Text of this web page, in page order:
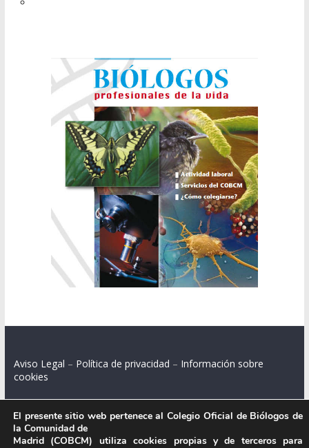
Aviso Legal – Política de privacidad – Información sobre
cookies
Colegio Oficial de Biólogos de la Comunidad de Madrid.
El presente sitio web pertenece al Colegio Oficial de Biólogos de
la Comunidad de
Madrid (COBCM) utiliza cookies propias y de terceros para